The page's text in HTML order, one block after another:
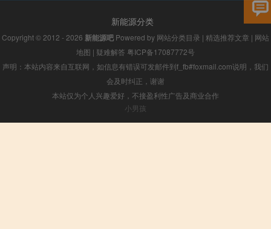
新能源分类
Copyright © 2012 - 2026 新能源吧 Powered by 网站分类目录 | 精选推荐文章 | 网站
地图 | 疑难解答 粤ICP备17087772号
声明：本站内容来自互联网，如信息有错误可发邮件到f_fb#foxmail.com说明，我们
会及时纠正，谢谢
本站仅为个人兴趣爱好，不接盈利性广告及商业合作
小男孩